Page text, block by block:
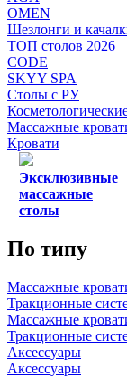
OMEN
Шезлонги и
ТОП столов 2026
CODE
SKYY SPA
Столы с РУ
Массажные
Кровати
Эксклюзивные
массажные
столы
По типу
Массажные
Тракционные
Массажные
Тракционные
Аксессуары
Аксессуары